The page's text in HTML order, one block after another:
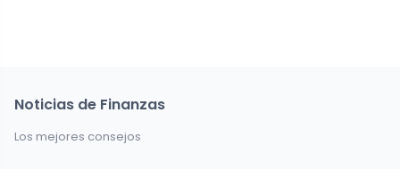
Noticias de Finanzas
Los mejores consejos